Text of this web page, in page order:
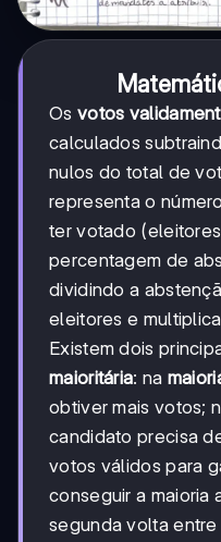
Os votos
calculados
nulos do total de
representa o
ter votado
percentagem de
dividindo a
eleitores e
Existem dois
maioritária: na
obtiver mais votos;
candidato precisa
votos válidos para
conseguir a maioria
segunda volta